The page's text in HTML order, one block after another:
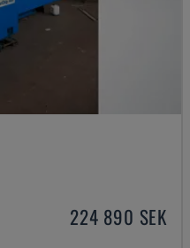
224 890 SEK